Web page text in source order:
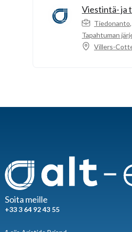
Viestintä- ja
Tiedonanto,
Tapahtuman
Villers-
Soita meille
+33 3 64 92 43 55